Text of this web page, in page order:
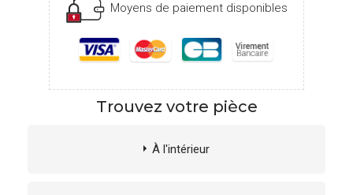
Moyens de paiement disponibles
Trouvez votre pièce
À l'intérieur